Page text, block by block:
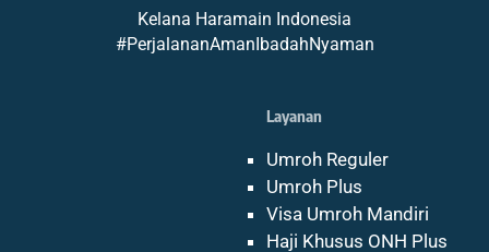
Kelana Haramain Indonesia
#PerjalananAmanIbadahNyaman
Layanan
Umroh Reguler
Umroh Plus
Visa Umroh Mandiri
Haji Khusus ONH Plus